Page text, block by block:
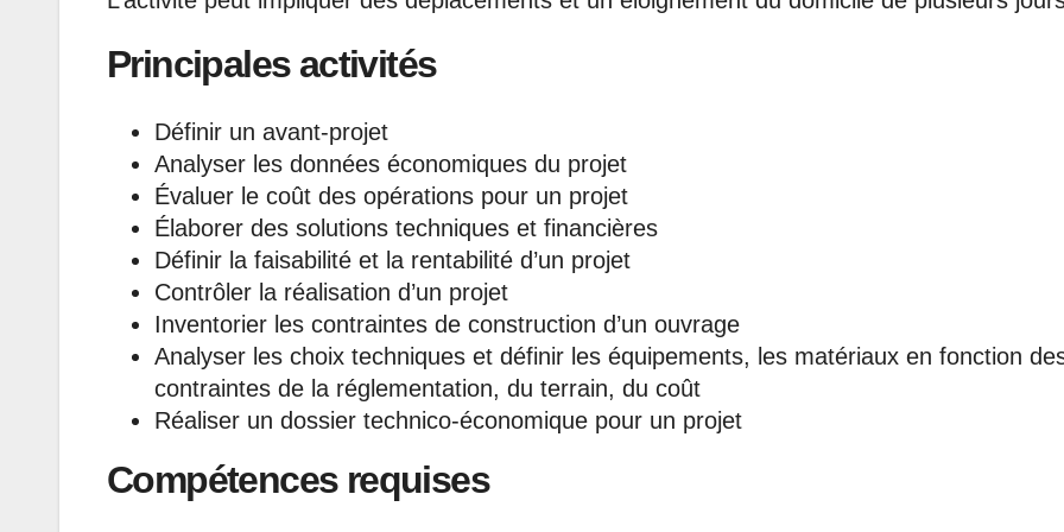
Principales activités
Définir un avant-projet
Analyser les données économiques du projet
Évaluer le coût des opérations pour un projet
Élaborer des solutions techniques et financières
Définir la faisabilité et la rentabilité d’un projet
Contrôler la réalisation d’un projet
Inventorier les contraintes de construction d’un ouvrage
Analyser les choix techniques et définir les équipements, les matériaux en fonction
contraintes de la réglementation, du terrain, du coût
Réaliser un dossier technico-économique pour un projet
Compétences requises